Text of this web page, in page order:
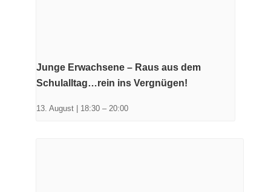
Junge Erwachsene – Raus aus dem
Schulalltag…rein ins Vergnügen!
13. August | 18:30 – 20:00